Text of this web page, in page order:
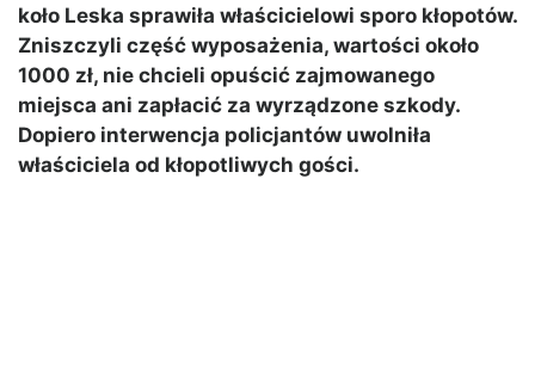
koło Leska sprawiła właścicielowi sporo kłopotów.
Zniszczyli część wyposażenia, wartości około
1000 zł, nie chcieli opuścić zajmowanego
miejsca ani zapłacić za wyrządzone szkody.
Dopiero interwencja policjantów uwolniła
właściciela od kłopotliwych gości.